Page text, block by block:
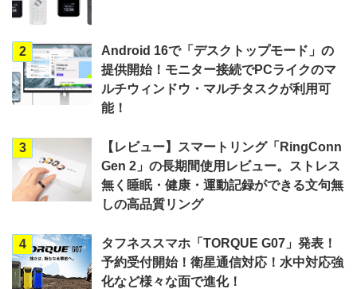
2
Android 16で「デスクトップモード」の
提供開始！モニター接続でPCライクのマ
ルチウィンドウ・マルチタスクが利用可
能！
3
【レビュー】スマートリング「RingConn
Gen 2」の長期間使用レビュー。ストレス
無く睡眠・健康・運動記録ができる文句無
しの高品質リング
4
タフネススマホ「TORQUE G07」発表！
予約受付開始！衛星通信対応！水中対応強
化など様々な面で進化！